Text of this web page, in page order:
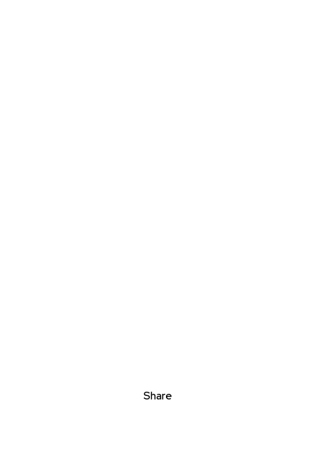
Share